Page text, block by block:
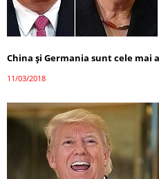
China și Germania sunt cele mai
11/03/2018